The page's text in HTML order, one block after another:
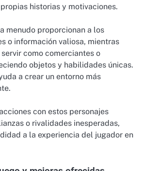
historias y motivaciones.
menudo proporcionan a los
o información valiosa, mientras
como comerciantes o
objetos y habilidades únicas.
a crear un entorno más
con estos personajes
o rivalidades inesperadas,
a la experiencia del jugador en